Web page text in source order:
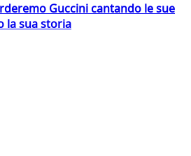
Guccini cantando le sue
la sua storia